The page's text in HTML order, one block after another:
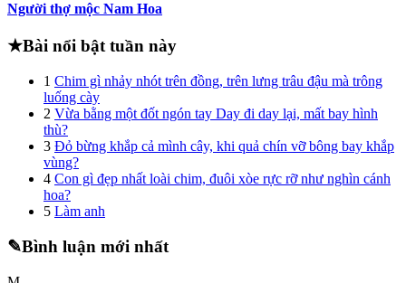
Người thợ mộc Nam Hoa
★Bài nổi bật tuần này
1 Chim gì nhảy nhót trên đồng, trên lưng trâu đậu mà trông
luống cày
2 Vừa bằng một đốt ngón tay Day đi day lại, mất bay hình
thù?
3 Đỏ bừng khắp cả mình cây, khi quả chín vỡ bông bay khắp
vùng?
4 Con gì đẹp nhất loài chim, đuôi xòe rực rỡ như nghìn cánh
hoa?
5 Làm anh
✎Bình luận mới nhất